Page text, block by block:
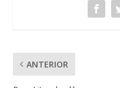
ANTERIOR